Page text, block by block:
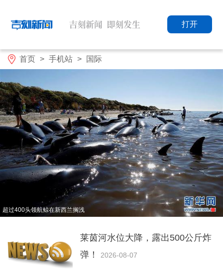
打开
首页 > 手机站 > 国际
超过400头领航鲸在新西兰搁浅
莱茵河水位大降，露出500公斤炸
弹！
2026-08-07